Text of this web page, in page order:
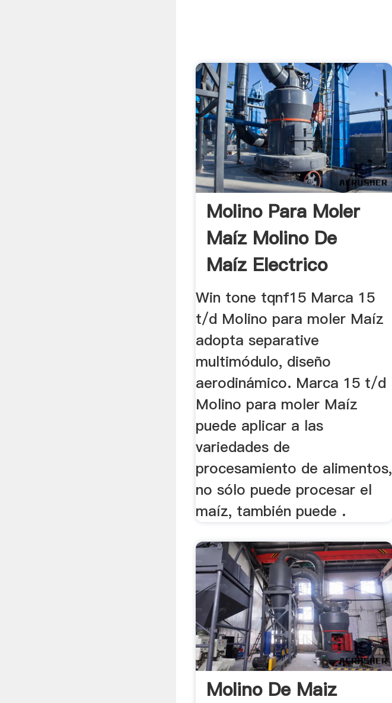
Molino Para Moler
Maíz Molino De
Maíz Electrico
Win tone tqnf15 Marca 15
t/d Molino para moler Maíz
adopta separative
multimódulo, diseño
aerodinámico. Marca 15 t/d
Molino para moler Maíz
puede aplicar a las
variedades de
procesamiento de alimentos,
no sólo puede procesar el
maíz, también puede .
Molino De Maiz